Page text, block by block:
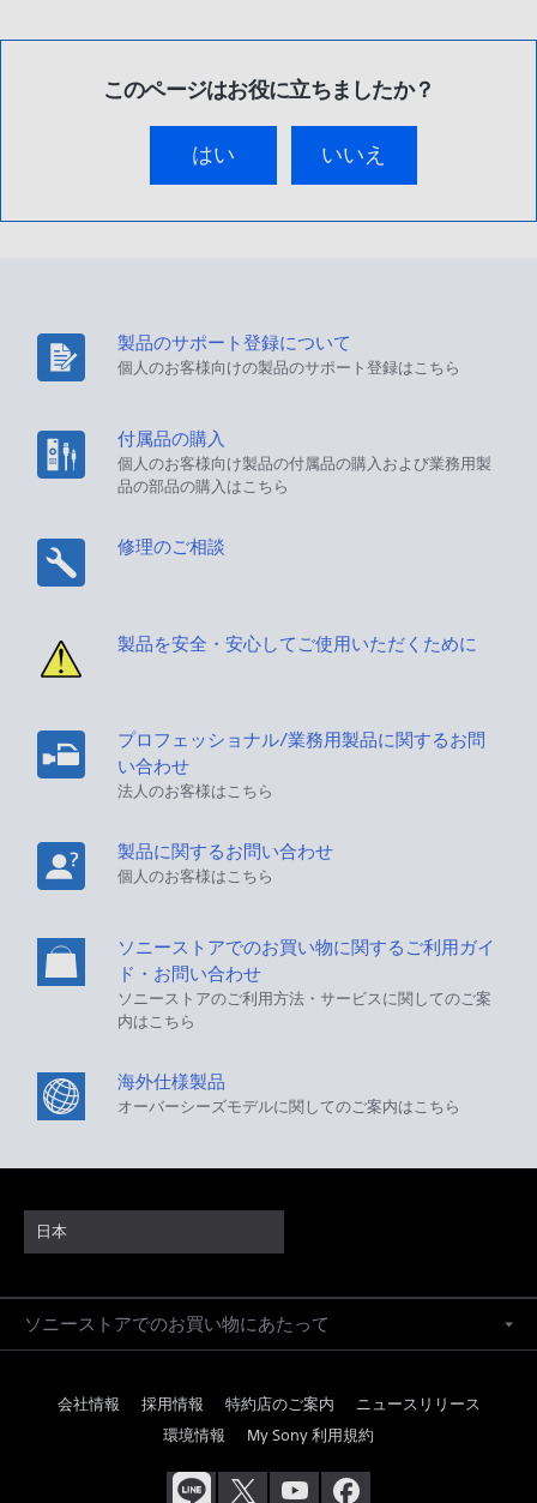
このページはお役に立ちましたか？
はい いいえ
製品のサポート登録について
個人のお客様向けの製品のサポート登録はこちら
付属品の購入
個人のお客様向け製品の付属品の購入および業務用製
品の部品の購入はこちら
修理のご相談
製品を安全・安心してご使用いただくために
プロフェッショナル/業務用製品に関するお問
い合わせ
法人のお客様はこちら
製品に関するお問い合わせ
個人のお客様はこちら
ソニーストアでのお買い物に関するご利用ガイ
ド・お問い合わせ
ソニーストアのご利用方法・サービスに関してのご案
内はこちら
海外仕様製品
オーバーシーズモデルに関してのご案内はこちら
日本
ソニーストアでのお買い物にあたって
会社情報 採用情報 特約店のご案内
ニュースリリース
環境情報
My Sony 利用規約